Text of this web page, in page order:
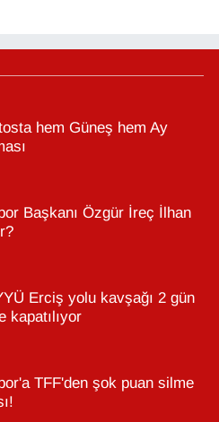
hem Güneş hem Ay
Başkanı Özgür İreç İlhan
Erciş yolu kavşağı 2 gün
kapatılıyor
TFF'den şok puan silme